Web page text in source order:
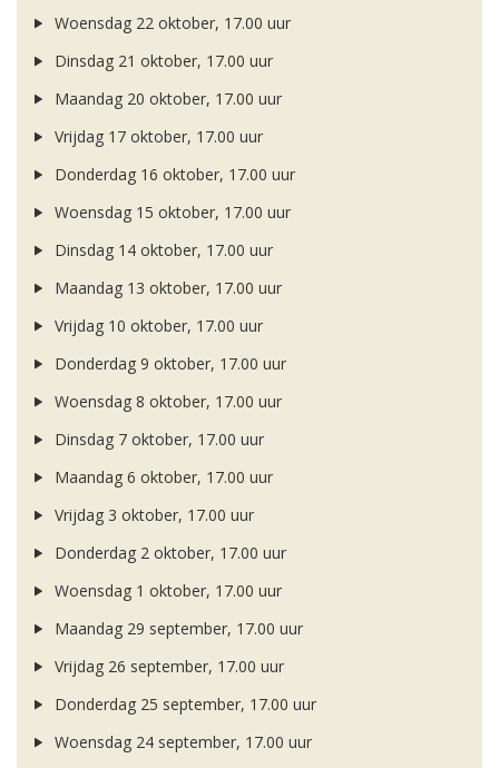
Woensdag 22 oktober, 17.00 uur
Dinsdag 21 oktober, 17.00 uur
Maandag 20 oktober, 17.00 uur
Vrijdag 17 oktober, 17.00 uur
Donderdag 16 oktober, 17.00 uur
Woensdag 15 oktober, 17.00 uur
Dinsdag 14 oktober, 17.00 uur
Maandag 13 oktober, 17.00 uur
Vrijdag 10 oktober, 17.00 uur
Donderdag 9 oktober, 17.00 uur
Woensdag 8 oktober, 17.00 uur
Dinsdag 7 oktober, 17.00 uur
Maandag 6 oktober, 17.00 uur
Vrijdag 3 oktober, 17.00 uur
Donderdag 2 oktober, 17.00 uur
Woensdag 1 oktober, 17.00 uur
Maandag 29 september, 17.00 uur
Vrijdag 26 september, 17.00 uur
Donderdag 25 september, 17.00 uur
Woensdag 24 september, 17.00 uur